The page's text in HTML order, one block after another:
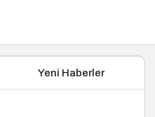
Yeni Haberler